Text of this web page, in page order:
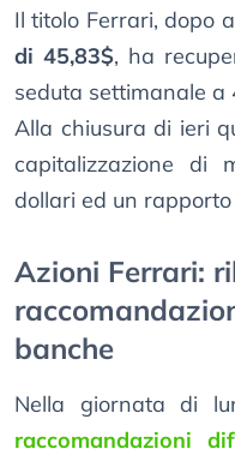
Il titolo Ferrari, dopo
di 45,83$, ha
seduta settimanale a
Alla chiusura di ieri
capitalizzazione di
dollari ed un rapporto
Azioni Ferrari:
banche
Nella giornata di
raccomandazioni